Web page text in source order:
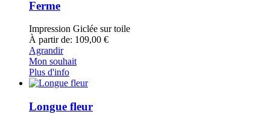
Ferme
Impression Giclée sur toile
À partir de: 109,00 €
Agrandir
Mon souhait
Plus d'info
Longue fleur